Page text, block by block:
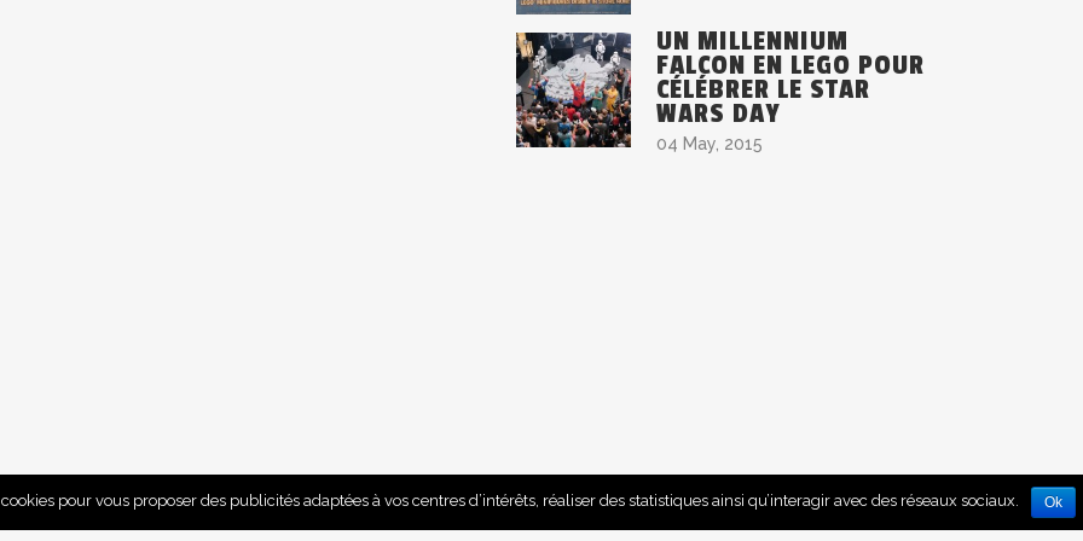
UN MILLENNIUM
FALCON EN LEGO POUR
CÉLÉBRER LE STAR
WARS DAY
04 May, 2015
pour vous proposer des publicités adaptées à vos centres d’intérêts, réaliser des statistiques ainsi qu’interagir avec des réseaux sociaux. Ok